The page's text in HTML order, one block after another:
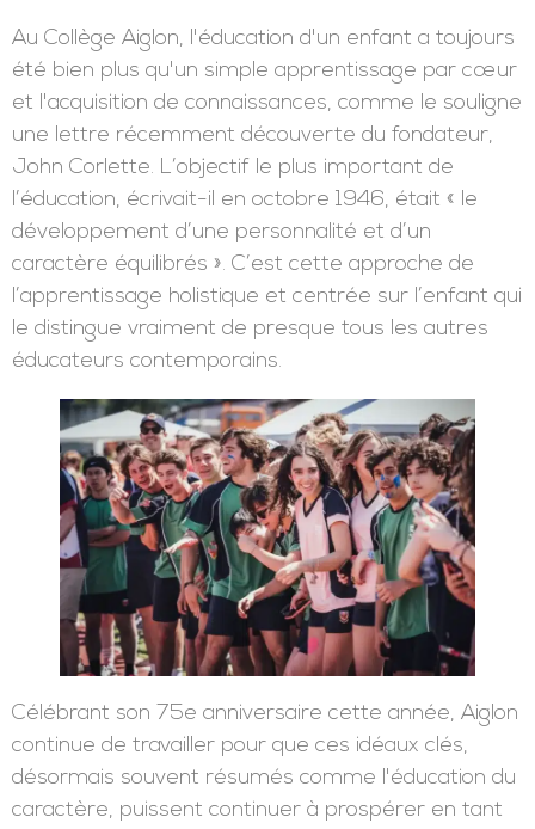
Au Collège Aiglon, l'éducation d'un enfant a toujours
été bien plus qu'un simple apprentissage par cœur
et l'acquisition de connaissances, comme le souligne
une lettre récemment découverte du fondateur,
John Corlette. L’objectif le plus important de
l’éducation, écrivait-il en octobre 1946, était « le
développement d’une personnalité et d’un
caractère équilibrés ». C’est cette approche de
l’apprentissage holistique et centrée sur l’enfant qui
le distingue vraiment de presque tous les autres
éducateurs contemporains.
Célébrant son 75e anniversaire cette année, Aiglon
continue de travailler pour que ces idéaux clés,
désormais souvent résumés comme l'éducation du
caractère, puissent continuer à prospérer en tant